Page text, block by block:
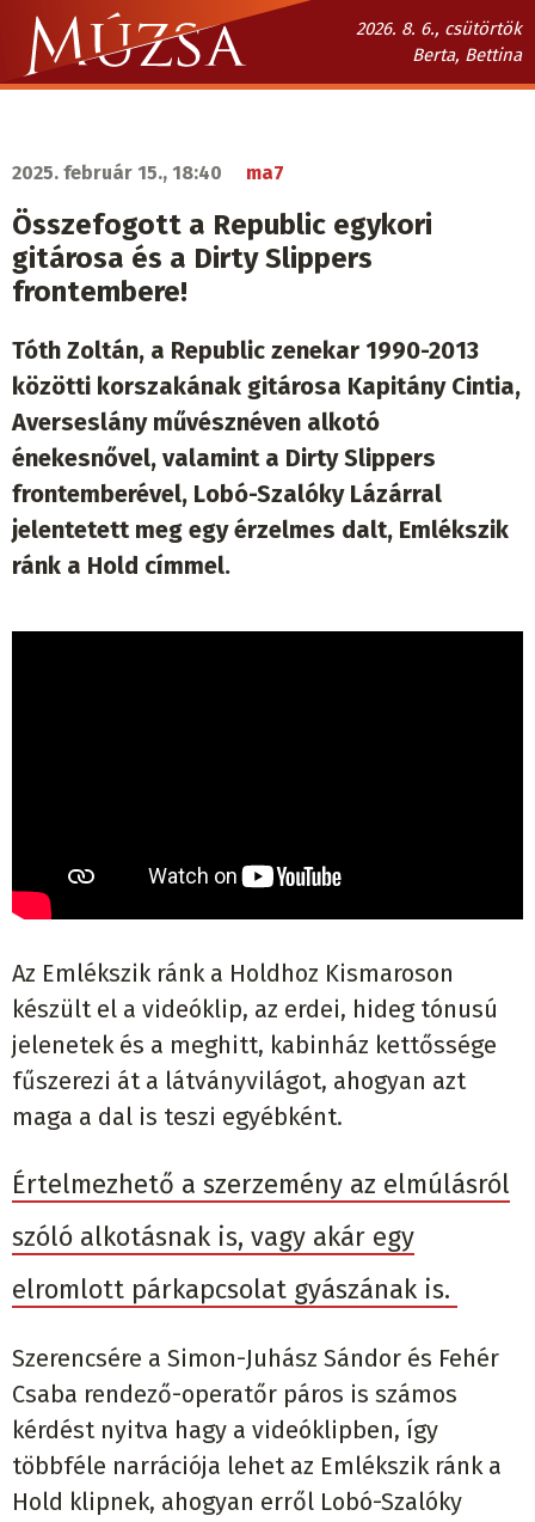
Ugrás
tartalomra
2026. 8. 6., csütörtök
Berta, Bettina
Múzsa.sk
2025. február 15., 18:40 ma7
Összefogott a Republic egykori
gitárosa és a Dirty Slippers
frontembere!
Tóth Zoltán, a Republic zenekar 1990-2013
közötti korszakának gitárosa Kapitány Cintia,
Averseslány művésznéven alkotó
énekesnővel, valamint a Dirty Slippers
frontemberével, Lobó-Szalóky Lázárral
jelentetett meg egy érzelmes dalt, Emlékszik
ránk a Hold címmel.
Az Emlékszik ránk a Holdhoz Kismaroson
készült el a videóklip, az erdei, hideg tónusú
jelenetek és a meghitt, kabinház kettőssége
fűszerezi át a látványvilágot, ahogyan azt
maga a dal is teszi egyébként.
Értelmezhető a szerzemény az elmúlásról
szóló alkotásnak is, vagy akár egy
elromlott párkapcsolat gyászának is.
Szerencsére a Simon-Juhász Sándor és Fehér
Csaba rendező-operatőr páros is számos
kérdést nyitva hagy a videóklipben, így
többféle narrációja lehet az Emlékszik ránk a
Hold klipnek, ahogyan erről Lobó-Szalóky